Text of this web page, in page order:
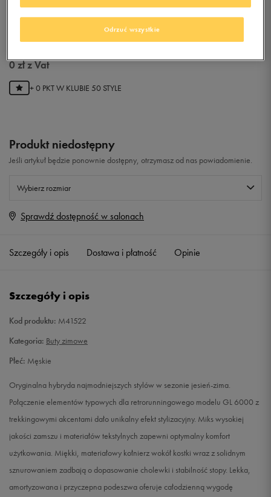
REEBOK GL 6000 MID MM
0złz Vat
+ 0 PKT W KLUBIE 50 STYLE
Produkt niedostępny
Jeśli artykuł będzie ponownie dostępny, otrzymasz od nas powiadomienie.
Wybierz rozmiar
Rozmiary EU
40,5
42,5 27,5 cm
44 28,5 cm Powiadom o dostępności
44,5 29 cm Powiadom o dostępności
45,5 30 cm Powiadom o dostępności
Sprawdź dostępność w salonach
Szczegóły i opis Dostawa i płatność Opinie
Szczegóły i opis
Kod produktu: M41522
Kategoria: Buty zimowe
Płeć: Męskie
Oryginalna hybryda najmodniejszych stylów w sezonie jesień-zima.
Połączenie elementów typowych dla retrorunningowego modelu GL 6000 z
trekkingowymi akcentami dało unikalny efekt stylizacyjny. Miks wysokiej
jakości zamszu i materiałów tekstylnych zapewni optymalny komfort
użytkowania. Miękki, materiałowy kołnierz wokół kostki wraz z solidnym
sznurowaniem zadbają o dopasowanie cholewki i stabilność stopy. Lekka,
amortyzowana i przyczepna podeszwa oferuje całodzienną wygodę
Odrzuć wszystkie